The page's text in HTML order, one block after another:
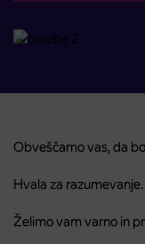
Obveščamo vas, da
Hvala za razumevanje.
Želimo vam varno in